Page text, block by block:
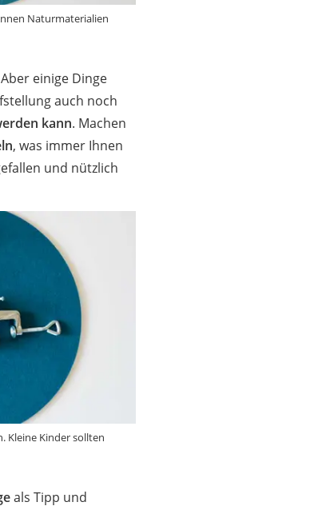
Naturmaterialien
einige Dinge
auch noch
kann. Machen
, was immer Ihnen
und nützlich
Kleine Kinder sollten
als Tipp und